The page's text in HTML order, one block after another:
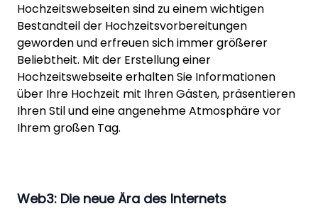
Hochzeitswebseiten sind zu einem wichtigen
Bestandteil der Hochzeitsvorbereitungen
geworden und erfreuen sich immer größerer
Beliebtheit. Mit der Erstellung einer
Hochzeitswebseite erhalten Sie Informationen
über Ihre Hochzeit mit Ihren Gästen, präsentieren
Ihren Stil und eine angenehme Atmosphäre vor
Ihrem großen Tag.
Web3: Die neue Ära des Internets